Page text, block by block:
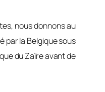
nous donnons au
par la Belgique sous
du Zaïre avant de